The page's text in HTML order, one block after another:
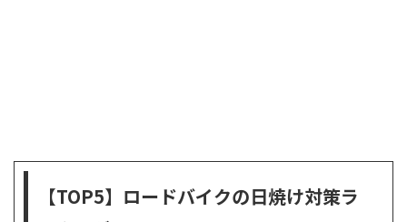
【TOP5】ロードバイクの日焼け対策ラ